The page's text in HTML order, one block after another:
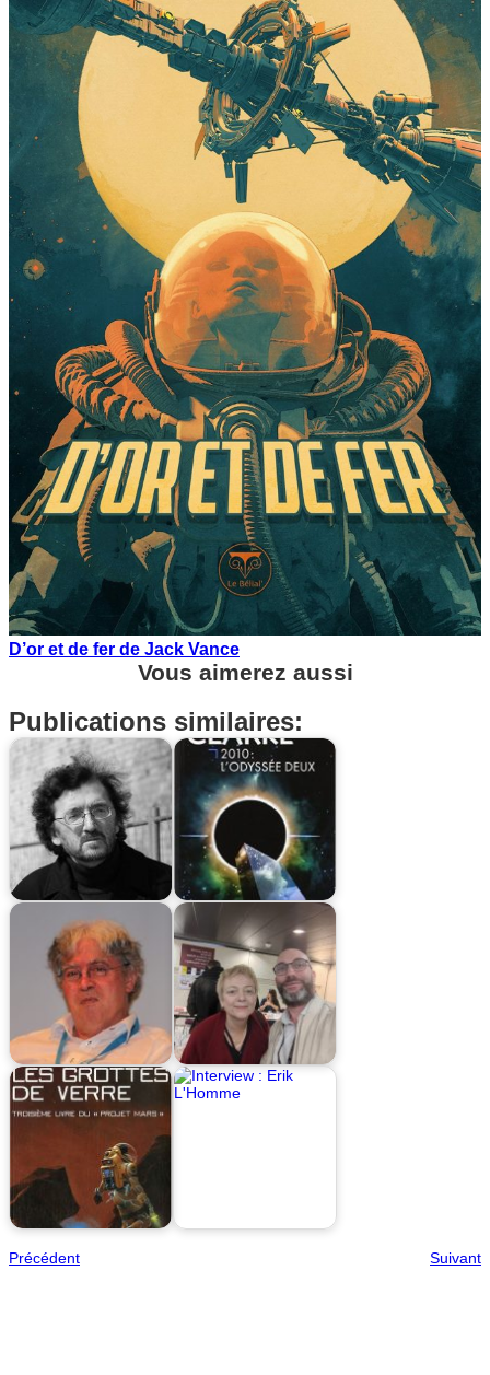
D’or et de fer de Jack Vance
Vous aimerez aussi
Publications similaires:
Précédent Suivant